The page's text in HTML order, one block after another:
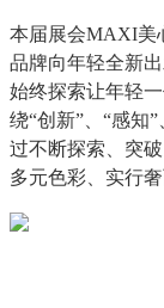
本届展会MAXI美
品牌向年轻全新
始终探索让年轻
绕“创新”、“感知
过不断探索、突
多元色彩、实行